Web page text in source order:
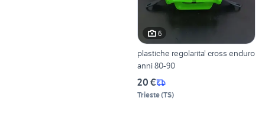
6
plastiche regolarita' cross enduro
anni 80-90
20 €
Trieste(TS)